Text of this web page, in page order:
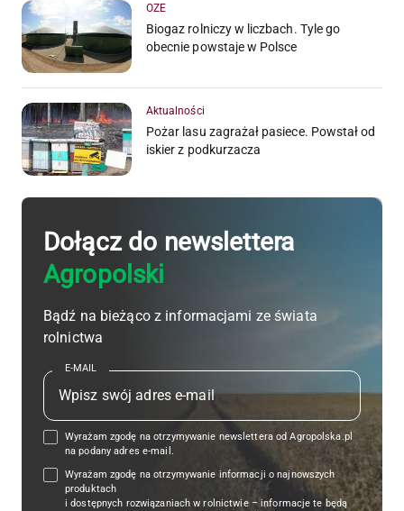
OZE
Biogaz rolniczy w liczbach. Tyle go
obecnie powstaje w Polsce
Aktualności
Pożar lasu zagrażał pasiece. Powstał od
iskier z podkurzacza
Dołącz do newslettera
Agropolski
Bądź na bieżąco z informacjami ze świata
rolnictwa
E-MAIL
Wyrażam zgodę na otrzymywanie newslettera od Agropolska.pl
na podany adres e-mail.
Wyrażam zgodę na otrzymywanie informacji o najnowszych
produktach
i dostępnych rozwiązaniach w rolnictwie – informacje te będą